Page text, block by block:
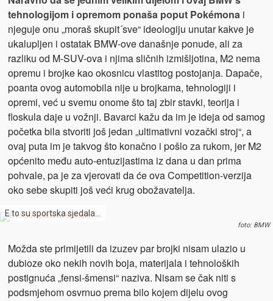
tehnologijom i opremom ponaša poput Pokémonai
njeguje onu „moraš skupit´sve“ ideologiju unutar kakve je
ukalupljen i ostatak BMW-ove današnje ponude, ali za
razliku od M-SUV-ova i njima sličnih izmišljotina, M2 nema
opremu i brojke kao okosnicu vlastitog postojanja. Dapače,
poanta ovog automobila nije u brojkama, tehnologiji i
opremi, već u svemu onome što taj zbir stavki, teorija i
floskula daje u vožnji. Bavarci kažu da im je ideja od samog
početka bila stvoriti još jedan „ultimativni vozački stroj“, a
ovaj puta im je takvog što konačno i pošlo za rukom, jer M2
općenito među auto-entuzijastima iz dana u dan prima
pohvale, pa je za vjerovati da će ova Competition-verzija
oko sebe skupiti još veći krug obožavatelja.
E to su sportska sjedala…
foto: BMW
Možda ste primijetili da izuzev par brojki nisam ulazio u
dubioze oko nekih novih boja, materijala i tehnoloških
postignuća „fensi-šmensi“ naziva. Nisam se čak niti s
podsmjehom osvrnuo prema bilo kojem dijelu ovog